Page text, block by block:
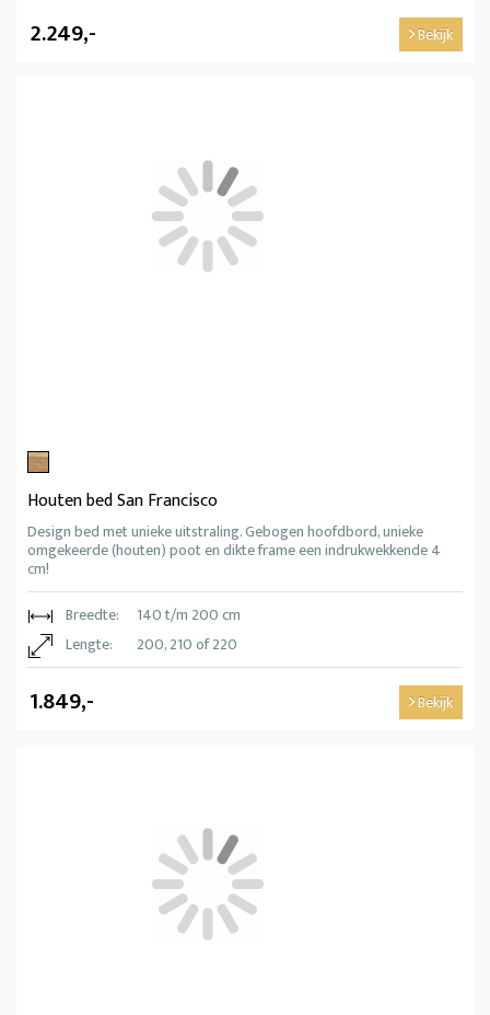
2.249,- Bekijk
Houten bed San Francisco
Design bed met unieke uitstraling. Gebogen hoofdbord, unieke
omgekeerde (houten) poot en dikte frame een indrukwekkende 4
cm!
Breedte:
140 t/m 200 cm
Lengte:
200, 210 of 220
1.849,- Bekijk